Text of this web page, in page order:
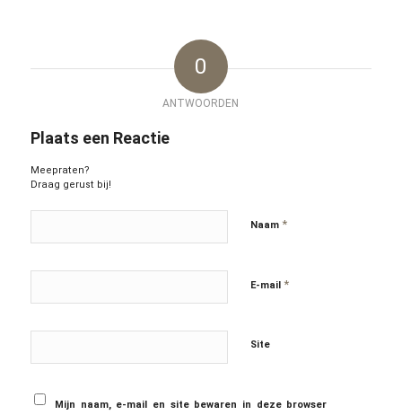
0
ANTWOORDEN
Plaats een Reactie
Meepraten?
Draag gerust bij!
Naam *
E-mail *
Site
Mijn naam, e-mail en site bewaren in deze browser